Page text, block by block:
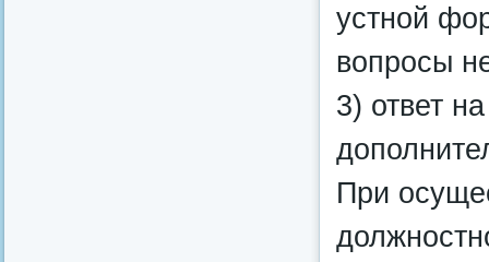
устной
вопросы
3) ответ
При